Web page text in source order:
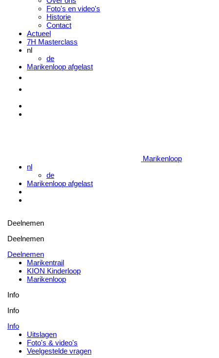
Foto's en video's
Historie
Contact
Actueel
7H Masterclass
nl
de
Marikenloop afgelast
Marikenloop
nl
de
Marikenloop afgelast
Deelnemen
Deelnemen
Deelnemen
Marikentrail
KION Kinderloop
Marikenloop
Info
Info
Info
Uitslagen
Foto's & video's
Veelgestelde vragen